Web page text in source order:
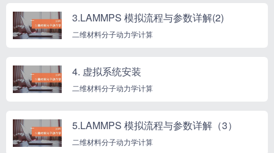
3.LAMMPS 模拟流程与参数详解(2)
二维材料分子动力学计算
4. 虚拟系统安装
二维材料分子动力学计算
5.LAMMPS 模拟流程与参数详解（3）
二维材料分子动力学计算